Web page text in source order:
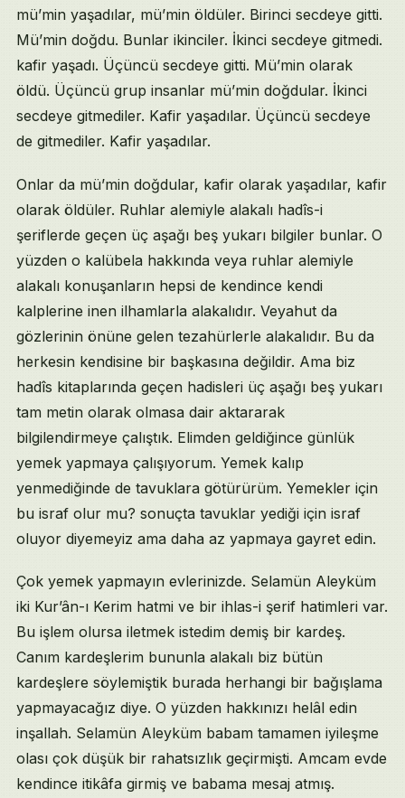
mü’min yaşadılar, mü’min öldüler. Birinci secdeye gitti.
Mü’min doğdu. Bunlar ikinciler. İkinci secdeye gitmedi.
kafir yaşadı. Üçüncü secdeye gitti. Mü’min olarak
öldü. Üçüncü grup insanlar mü’min doğdular. İkinci
secdeye gitmediler. Kafir yaşadılar. Üçüncü secdeye
de gitmediler. Kafir yaşadılar.
Onlar da mü’min doğdular, kafir olarak yaşadılar, kafir
olarak öldüler. Ruhlar alemiyle alakalı hadîs-i
şeriflerde geçen üç aşağı beş yukarı bilgiler bunlar. O
yüzden o kalübela hakkında veya ruhlar alemiyle
alakalı konuşanların hepsi de kendince kendi
kalplerine inen ilhamlarla alakalıdır. Veyahut da
gözlerinin önüne gelen tezahürlerle alakalıdır. Bu da
herkesin kendisine bir başkasına değildir. Ama biz
hadîs kitaplarında geçen hadisleri üç aşağı beş yukarı
tam metin olarak olmasa dair aktararak
bilgilendirmeye çalıştık. Elimden geldiğince günlük
yemek yapmaya çalışıyorum. Yemek kalıp
yenmediğinde de tavuklara götürürüm. Yemekler için
bu israf olur mu? sonuçta tavuklar yediği için israf
oluyor diyemeyiz ama daha az yapmaya gayret edin.
Çok yemek yapmayın evlerinizde. Selamün Aleyküm
iki Kur’ân-ı Kerim hatmi ve bir ihlas-i şerif hatimleri var.
Bu işlem olursa iletmek istedim demiş bir kardeş.
Canım kardeşlerim bununla alakalı biz bütün
kardeşlere söylemiştik burada herhangi bir bağışlama
yapmayacağız diye. O yüzden hakkınızı helâl edin
inşallah. Selamün Aleyküm babam tamamen iyileşme
olası çok düşük bir rahatsızlık geçirmişti. Amcam evde
kendince itikâfa girmiş ve babama mesaj atmış.